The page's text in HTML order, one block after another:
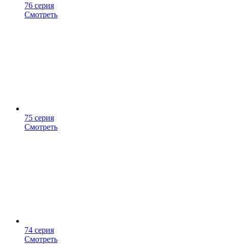
76 серия
Смотреть
75 серия
Смотреть
74 серия
Смотреть